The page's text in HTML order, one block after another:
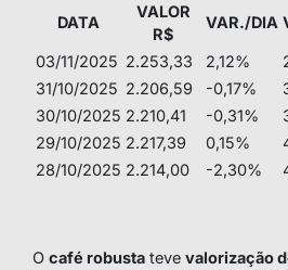
DATA
VALOR
R$
VAR./DIA
03/11/2025 2.253,33 2,12%
31/10/2025 2.206,59 -0,17%
30/10/2025 2.210,41 -0,31%
29/10/2025 2.217,39 0,15%
28/10/2025 2.214,00 -2,30%
O café robusta teve valorização